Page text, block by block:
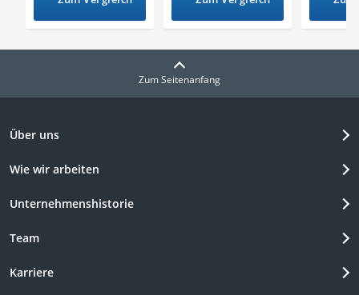
Zum Seitenanfang
Über uns
Wie wir arbeiten
Unternehmenshistorie
Team
Karriere